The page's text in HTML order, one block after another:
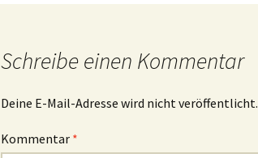
Schreibe einen Kommentar
Deine E-Mail-Adresse wird nicht veröffentlicht.
Kommentar *